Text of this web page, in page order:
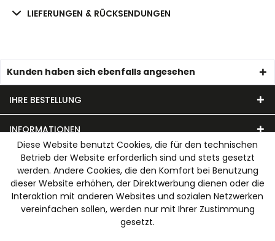
LIEFERUNGEN & RÜCKSENDUNGEN
Kunden haben sich ebenfalls angesehen
IHRE BESTELLUNG
INFORMATIONEN
UNSER MODEHAUS
WIR AKZEPTIEREN FOLGENDE ZAHLUNGSARTEN
Diese Website benutzt Cookies, die für den technischen
Betrieb der Website erforderlich sind und stets gesetzt
werden. Andere Cookies, die den Komfort bei Benutzung
dieser Website erhöhen, der Direktwerbung dienen oder die
Interaktion mit anderen Websites und sozialen Netzwerken
vereinfachen sollen, werden nur mit Ihrer Zustimmung
gesetzt.